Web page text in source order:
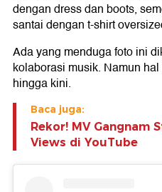
dengan dress dan boots,
santai dengan t-shirt
Ada yang menduga foto ini
kolaborasi musik. Namun
hingga kini.
Baca juga:
Rekor! MV Gangnam
Views di YouTube